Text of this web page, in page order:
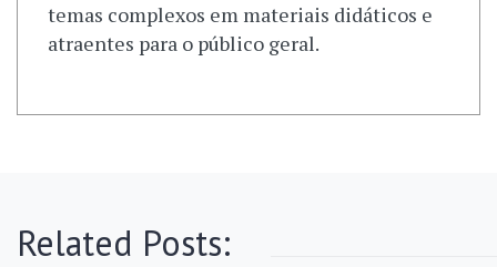
temas complexos em materiais didáticos e
atraentes para o público geral.
Related Posts: